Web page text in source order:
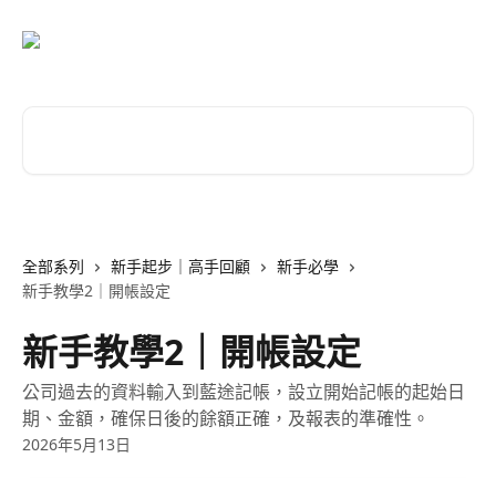
全部系列 新手起步｜高手回顧
新手必學
新手教學2｜開帳設定
新手教學2｜開帳設定
公司過去的資料輸入到藍途記帳，設立開始記帳的起始日
期、金額，確保日後的餘額正確，及報表的準確性。
2026年5月13日